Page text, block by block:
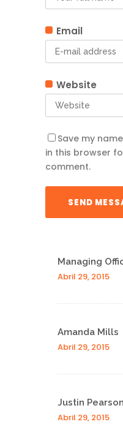
Email
Website
Save my
in this browser
comment.
Managing
Abril 29, 2015
Amanda Mills
Abril 29, 2015
Justin Pearson
Abril 29, 2015